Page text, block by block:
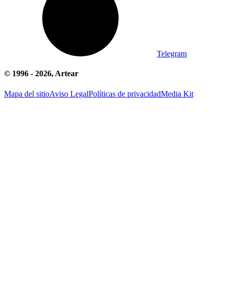
Telegram
© 1996 - 2026, Artear
Mapa del sitioAviso LegalPolíticas de privacidadMedia Kit